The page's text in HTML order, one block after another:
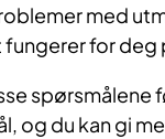
med
fungerer for
og du kan gi